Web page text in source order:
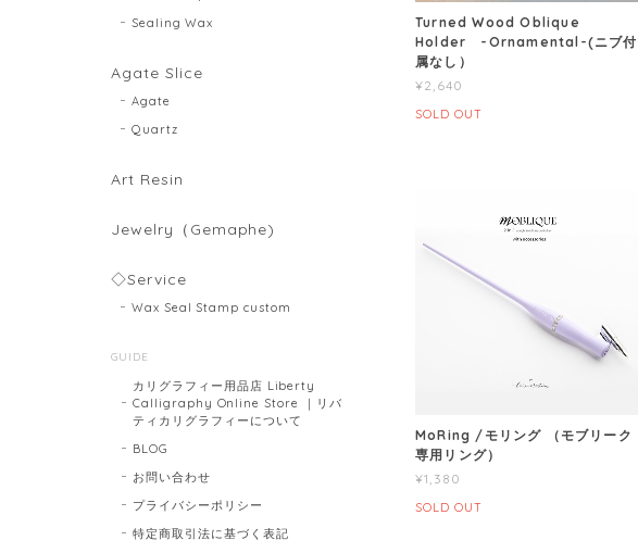
Turned Wood Oblique
Holder -Ornamental-(ニブ付
属なし）
¥2,640
SOLD OUT
MoRing /モリング （モブリーク
専用リング）
¥1,380
SOLD OUT
Sealing Wax
Agate Slice
Agate
Quartz
Art Resin
Jewelry（Gemaphe)
◇Service
Wax Seal Stamp custom
GUIDE
カリグラフィー用品店 Liberty
Calligraphy Online Store ｜リバ
ティカリグラフィーについて
BLOG
お問い合わせ
プライバシーポリシー
特定商取引法に基づく表記